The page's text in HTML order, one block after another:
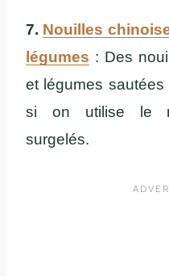
7. Nouilles
légumes : Des
et légumes
si on utilise le
surgelés.